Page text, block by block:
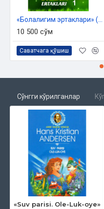
10 500 сўм
Саватчага қўшиш
Сўнгги кўрилганлар
«Suv parisi. Ole-Luk-oye»